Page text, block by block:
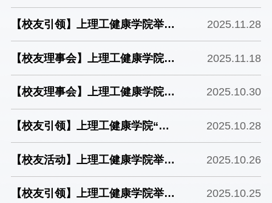
宇：从实验室到生产线 “住企”博
士的跨界征途
【校友引领】上理工健康学院举
办“校友领航，赋能就业”求职技巧
培训讲座
2025.11.28
【校友理事会】上理工健康学院召
开校友理事座谈会共话人才培养改
革
2025.11.18
【校友理事会】上理工健康学院上
海校友会理事会五届二次会议顺利
召开
2025.10.30
【校友引领】上理工健康学院“健
康启航班”正式开班并举办系列活
动
2025.10.28
【校友活动】上理工健康学院举
办“赓续百十荣光，共叙校友情
深”119 周年校庆游园打卡活动
2025.10.26
【校友引领】上理工健康学院举
2025.10.25